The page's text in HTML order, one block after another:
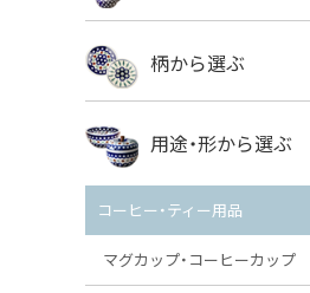
ボレス
VENA
ミレナ
柄から選ぶ
ボレス
用途・形から選ぶ
コーヒー・ティー用品
マグカップ・コーヒーカップ